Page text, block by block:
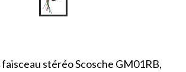
stéréo Scosche GM01RB,